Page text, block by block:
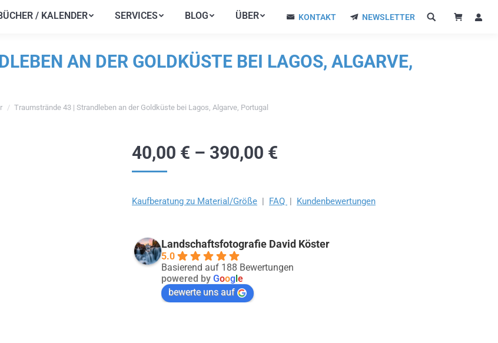
/ KALENDER SERVICES BLOG ÜBER KONTAKT NEWSLETTER
AN DER GOLDKÜSTE BEI LAGOS, ALGARVE,
Traumstrände 43 | Strandleben an der Goldküste bei Lagos, Algarve, Portugal
40,00 € – 390,00 €
Kaufberatung zu Material/Größe | FAQ | Kundenbewertungen
Landschaftsfotografie David Köster
5.0
Basierend auf 188 Bewertungen
powered by Google
bewerte uns auf
/ KALENDER SERVICES BLOG ÜBER KONTAKT NEWSLETTER